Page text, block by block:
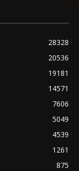
28328
20536
19181
14571
7606
5049
4539
1261
875